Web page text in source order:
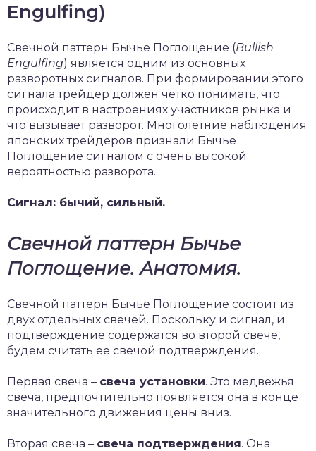
Engulfing)
Свечной паттерн Бычье Поглощение (Bullish
Engulfing) является одним из основных
разворотных сигналов. При формировании этого
сигнала трейдер должен четко понимать, что
происходит в настроениях участников рынка и
что вызывает разворот. Многолетние наблюдения
японских трейдеров признали Бычье
Поглощение сигналом с очень высокой
вероятностью разворота.
Сигнал: бычий, сильный.
Свечной паттерн Бычье
Поглощение. Анатомия.
Свечной паттерн Бычье Поглощение состоит из
двух отдельных свечей. Поскольку и сигнал, и
подтверждение содержатся во второй свече,
будем считать ее свечой подтверждения.
Первая свеча – свеча установки. Это медвежья
свеча, предпочтительно появляется она в конце
значительного движения цены вниз.
Вторая свеча – свеча подтверждения. Она